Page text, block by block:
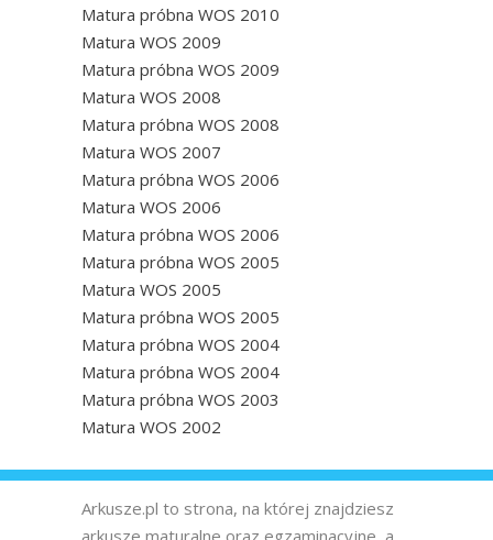
Matura próbna WOS 2010
Matura WOS 2009
Matura próbna WOS 2009
Matura WOS 2008
Matura próbna WOS 2008
Matura WOS 2007
Matura próbna WOS 2006
Matura WOS 2006
Matura próbna WOS 2006
Matura próbna WOS 2005
Matura WOS 2005
Matura próbna WOS 2005
Matura próbna WOS 2004
Matura próbna WOS 2004
Matura próbna WOS 2003
Matura WOS 2002
Arkusze.pl to strona, na której znajdziesz
arkusze maturalne oraz egzaminacyjne, a